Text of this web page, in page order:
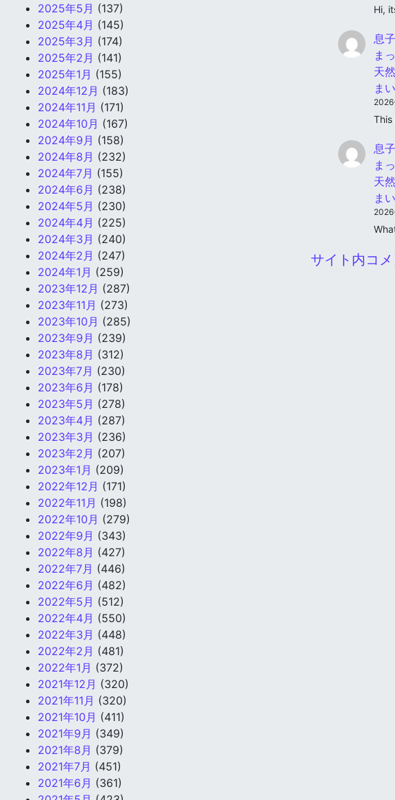
2025年5月 (137)
2025年4月 (145)
2025年3月 (174)
2025年2月 (141)
2025年1月 (155)
2024年12月 (183)
2024年11月 (171)
2024年10月 (167)
2024年9月 (158)
2024年8月 (232)
2024年7月 (155)
2024年6月 (238)
2024年5月 (230)
2024年4月 (225)
2024年3月 (240)
2024年2月 (247)
2024年1月 (259)
2023年12月 (287)
2023年11月 (273)
2023年10月 (285)
2023年9月 (239)
2023年8月 (312)
2023年7月 (230)
2023年6月 (178)
2023年5月 (278)
2023年4月 (287)
2023年3月 (236)
2023年2月 (207)
2023年1月 (209)
2022年12月 (171)
2022年11月 (198)
2022年10月 (279)
2022年9月 (343)
2022年8月 (427)
2022年7月 (446)
2022年6月 (482)
2022年5月 (512)
2022年4月 (550)
2022年3月 (448)
2022年2月 (481)
2022年1月 (372)
2021年12月 (320)
2021年11月 (320)
2021年10月 (411)
2021年9月 (349)
2021年8月 (379)
2021年7月 (451)
2021年6月 (361)
Hi,
息
ま
天
ま
息
ま
天
ま
サイト内コ